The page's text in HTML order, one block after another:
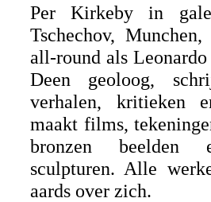
Per Kirkeby in
Tschechov,
all-round als
Deen geoloog,
verhalen, kritieken
maakt films,
bronzen beelden
sculpturen. Alle
aards over zich.